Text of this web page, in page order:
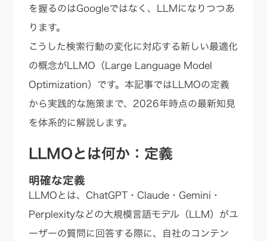
を握るのはGoogleではなく、LLMになりつつあ
ります。
こうした検索行動の変化に対応する新しい最適化
の概念がLLMO（Large Language Model
Optimization）です。本記事ではLLMOの定義
から実践的な施策まで、2026年時点の最新知見
を体系的に解説します。
LLMOとは何か：定義
明確な定義
LLMOとは、ChatGPT・Claude・Gemini・
Perplexityなどの大規模言語モデル（LLM）がユ
ーザーの質問に回答する際に、自社のコンテン